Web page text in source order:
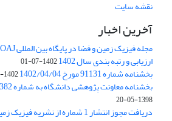
نقشه سایت
آخرین اخبار
مجله فیزیک زمین و فضا در پایگاه بین المللی DOAJ نمایه شد.
ارزیابی و رتبه بندی سال 1402 1402-07-01
بخشنامه شماره 91131 مورخ 1402/04/04 1402-04-04
بخشنامه معاونت پژوهشی دانشگاه به شماره 140/130382 مورخ 98/5/20
1398-05-20
دریافت مجوز انتشار 1 شماره از